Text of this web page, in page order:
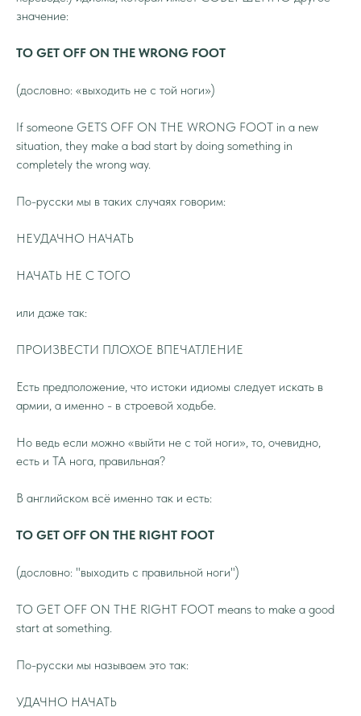
значение:
TO GET OFF ON THE WRONG FOOT
(дословно: «выходить не с той ноги»)
If someone GETS OFF ON THE WRONG FOOT in a new
situation, they make a bad start by doing something in
completely the wrong way.
По-русски мы в таких случаях говорим:
НЕУДАЧНО НАЧАТЬ
НАЧАТЬ НЕ С ТОГО
или даже так:
ПРОИЗВЕСТИ ПЛОХОЕ ВПЕЧАТЛЕНИЕ
Есть предположение, что истоки идиомы следует искать в
армии, а именно - в строевой ходьбе.
Но ведь если можно «выйти не с той ноги», то, очевидно,
есть и ТА нога, правильная?
В английском всё именно так и есть:
TO GET OFF ON THE RIGHT FOOT
(дословно: "выходить с правильной ноги")
TO GET OFF ON THE RIGHT FOOT means to make a good
start at something.
По-русски мы называем это так:
УДАЧНО НАЧАТЬ